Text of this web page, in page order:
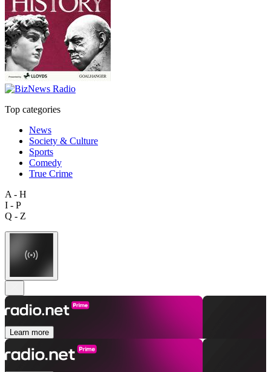
Top categories
News
Society & Culture
Sports
Comedy
True Crime
A - H
I - P
Q - Z
Learn more